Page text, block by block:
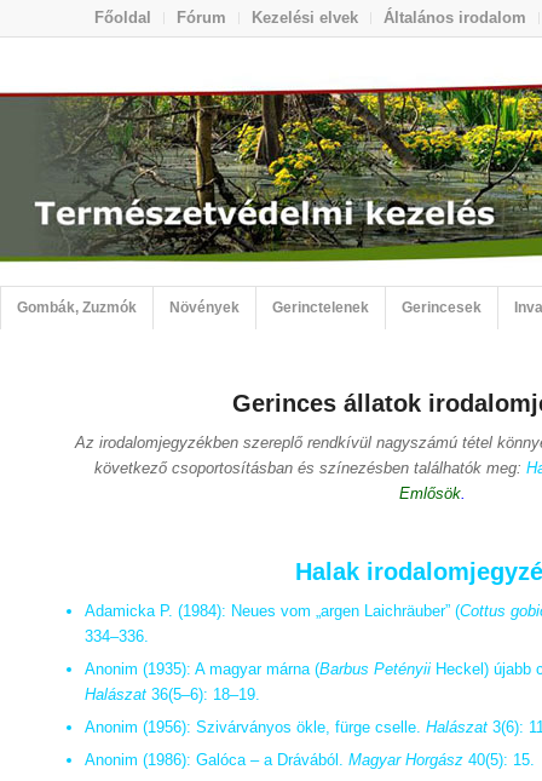
Főoldal Fórum Kezelési elvek Általános irodalom
Gombák, Zuzmók Növények Gerinctelenek Gerincesek
Gerinces állatok
Az irodalomjegyzékben szereplő rendkívül nagyszámú tétel
következő csoportosításban és színezésben találhatók meg:
Emlősök.
Halak
Adamicka P. (1984): Neues vom „argen Laichräuber” (Cottus
334–336.
Anonim (1935): A magyar márna (Barbus Petényii Heckel) újabb
Halászat 36(5–6): 18–19.
Anonim (1956): Szivárványos ökle, fürge cselle. Halászat 3(6):
Anonim (1986): Galóca – a Drávából. Magyar Horgász 40(5): 15.